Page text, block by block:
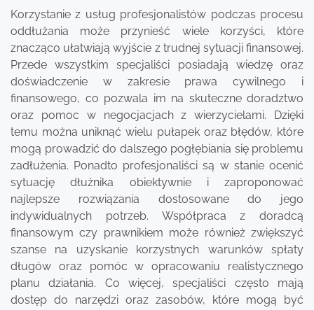
Korzystanie z usług profesjonalistów podczas procesu
oddłużania może przynieść wiele korzyści, które
znacząco ułatwiają wyjście z trudnej sytuacji finansowej.
Przede wszystkim specjaliści posiadają wiedzę oraz
doświadczenie w zakresie prawa cywilnego i
finansowego, co pozwala im na skuteczne doradztwo
oraz pomoc w negocjacjach z wierzycielami. Dzięki
temu można uniknąć wielu pułapek oraz błędów, które
mogą prowadzić do dalszego pogłębiania się problemu
zadłużenia. Ponadto profesjonaliści są w stanie ocenić
sytuację dłużnika obiektywnie i zaproponować
najlepsze rozwiązania dostosowane do jego
indywidualnych potrzeb. Współpraca z doradcą
finansowym czy prawnikiem może również zwiększyć
szanse na uzyskanie korzystnych warunków spłaty
długów oraz pomóc w opracowaniu realistycznego
planu działania. Co więcej, specjaliści często mają
dostęp do narzędzi oraz zasobów, które mogą być